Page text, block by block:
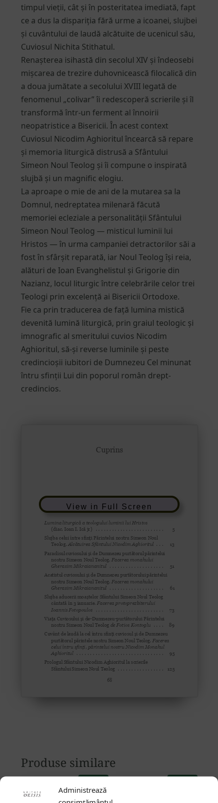
Administrează
timpul vieții, cât și în posteritatea imediată, fapt
ce a dus la dispariția fără urme a icoanei, slujbei
și cuvântului de laudă alcătuite de ucenicul său,
Cuviosul Nichita Stithatul.
Renașterea isihastă din secolul XIV și îndeosebi
mișcarea de trezire duhovnicească filocalică din
a doua jumătate a secolului XVIII legată de
fenomenul „colivar” îi redescoperă scrierile și îl
transformă într-un ferment al înnoirii
neopatristice a Bisericii. În acest context
Cuviosul Nicodim Aghioritul încearcă să repare
și memoria liturgică distrusă a Sfântului
Simeon Noul Teolog și îi compune o inspirată
slujbă și un magnific elogiu.
La aproape o mie de ani de la mutarea sa la
Domnul, nedreptatea milenară făcută
memoriei ecleziale a personalității Sfântului
Simeon Noul Teolog — misticul luminii lui
Hristos — în urma campaniei detractorilor săi a
fost în sfârșit reparată, iar Noul Teolog își reia,
alături de Ioan Evanghelistul și Grigorie din
Nazianz, locul liturgic între celebrările celor trei
Teologi prin excelență ai Bisericii Ortodoxe.
Fie ca prin traducerea de față lumina mistică
devenită lumină liturgică, prin graiul teologic și
imnografic al smeritului cuvios Nicodim
Aghioritul, să-și reverse luminile și peste
credincioșii iubitori de Dumnezeu Cel minunat
întru sfinții Lui din poporul român drept-
credincios.
View in Full Screen
Produse similare